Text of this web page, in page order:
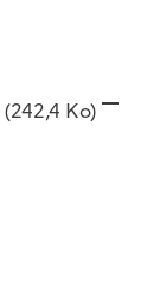
(242,4 Ko)